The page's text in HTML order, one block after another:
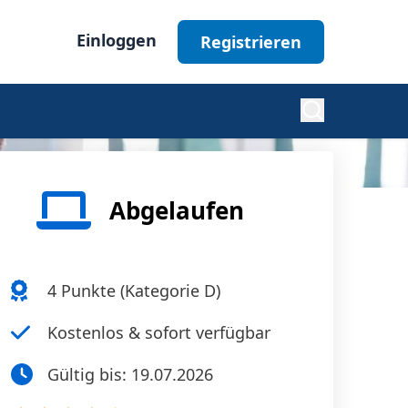
Einloggen Registrieren
Alle Fachgebiete
Abgelaufen
4Punkte (Kategorie D)
Kostenlos & sofort verfügbar
Gültig bis: 19.07.2026